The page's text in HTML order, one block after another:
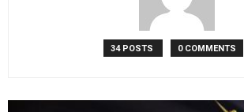
34 POSTS 0 COMMENTS